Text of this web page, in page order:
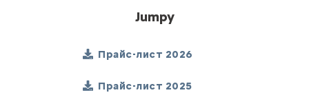
Jumpy
Прайс-лист 2026
Прайс-лист 2025